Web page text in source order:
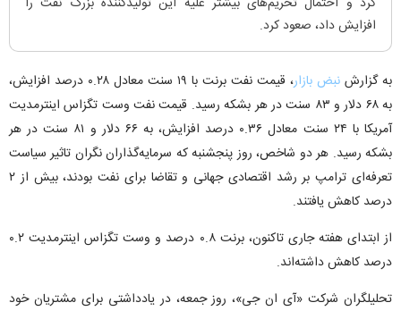
افزایش داد، صعود کرد.
به گزارش نبض بازار
، قیمت نفت برنت با ۱۹ سنت معادل ۰.۲۸ درصد افزایش،
به ۶۸ دلار و ۸۳ سنت در هر بشکه رسید. قیمت نفت وست تگزاس اینترمدیت
آمریکا با ۲۴ سنت معادل ۰.۳۶ درصد افزایش، به ۶۶ دلار و ۸۱ سنت در هر
بشکه رسید. هر دو شاخص، روز پنجشنبه که سرمایه‌گذاران نگران تاثیر سیاست
تعرفه‌ای ترامپ بر رشد اقتصادی جهانی و تقاضا برای نفت بودند، بیش از ۲
درصد کاهش یافتند.
از ابتدای هفته جاری تاکنون، برنت ۰.۸ درصد و وست تگزاس اینترمدیت ۰.۲
درصد کاهش داشته‌اند.
تحلیلگران شرکت «آی ان جی»، روز جمعه، در یادداشتی برای مشتریان خود